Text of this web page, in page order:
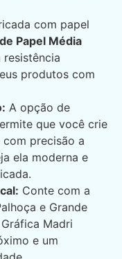
com papel
Papel Média
produtos com
A opção de
que você crie
precisão a
ela moderna e
Conte com a
e Grande
Madri
e um